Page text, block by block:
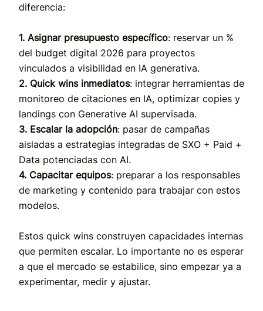
diferencia:
1. Asignar presupuesto específico: reservar un %
del budget digital 2026 para proyectos
vinculados a visibilidad en IA generativa.
2. Quick wins inmediatos: integrar herramientas de
monitoreo de citaciones en IA, optimizar copies y
landings con Generative AI supervisada.
3. Escalar la adopción: pasar de campañas
aisladas a estrategias integradas de SXO + Paid +
Data potenciadas con AI.
4. Capacitar equipos: preparar a los responsables
de marketing y contenido para trabajar con estos
modelos.
Estos quick wins construyen capacidades internas
que permiten escalar. Lo importante no es esperar
a que el mercado se estabilice, sino empezar ya a
experimentar, medir y ajustar.